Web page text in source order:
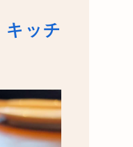
キッチ